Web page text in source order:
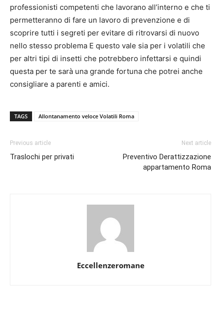
professionisti competenti che lavorano all’interno e che ti
permetteranno di fare un lavoro di prevenzione e di
scoprire tutti i segreti per evitare di ritrovarsi di nuovo
nello stesso problema E questo vale sia per i volatili che
per altri tipi di insetti che potrebbero infettarsi e quindi
questa per te sarà una grande fortuna che potrei anche
consigliare a parenti e amici.
TAGS Allontanamento veloce Volatili Roma
Previous article
Traslochi per privati
Next article
Preventivo Derattizzazione
appartamento Roma
Eccellenzeromane